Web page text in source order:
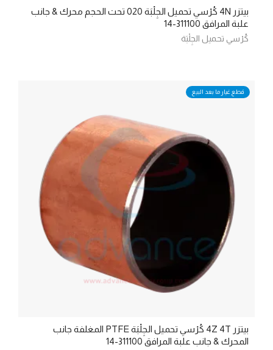
بيتزر 4N كُرْسي تحميل الجِلْبَة 020 تحت الحجم محرك & جانب
علبة المرافق 311100-14
كُرْسي تحميل الجِلْبَة
قطع غيار ما بعد البيع
بيتزر 4Z 4T كُرْسي تحميل الجِلْبَة PTFE المغلفة جانب
المحرك & جانب علبة المرافق 311100-14